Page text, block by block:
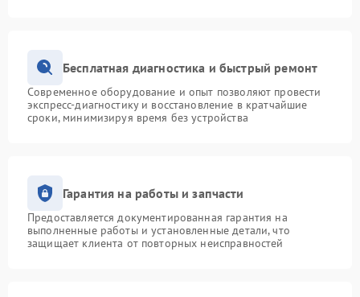
Бесплатная диагностика и быстрый ремонт
Современное оборудование и опыт позволяют провести
экспресс-диагностику и восстановление в кратчайшие
сроки, минимизируя время без устройства
Гарантия на работы и запчасти
Предоставляется документированная гарантия на
выполненные работы и установленные детали, что
защищает клиента от повторных неисправностей